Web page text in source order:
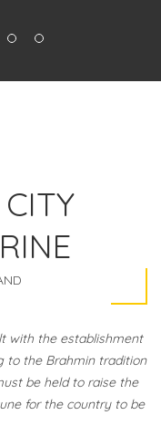
with the establishment
to the Brahmin tradition
be held to raise the
for the country to be